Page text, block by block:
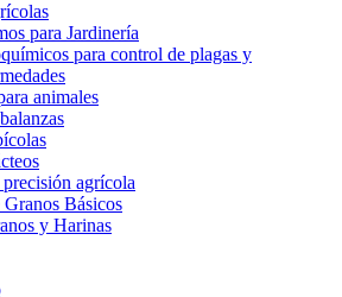
para Jardinería
para control de plagas y
animales
agrícola
Granos Básicos
y Harinas